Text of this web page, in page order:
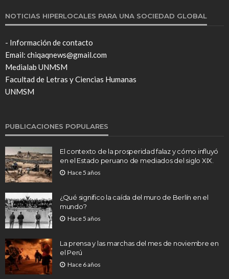
NOTICIAS HIPERLOCALES PARA UNA SOCIEDAD GLOBAL
- Información de contacto
Email: chiqaqnews@gmail.com
Medialab UNMSM
Facultad de Letras y Ciencias Humanas
UNMSM
PUBLICACIONES POPULARES
El contexto de la prosperidad falaz y cómo influyó
en el Estado peruano de mediados del siglo XIX.
Hace 5 años
¿Qué significo la caída del muro de Berlín en el
mundo?
Hace 5 años
La prensa y las marchas del mes de noviembre en
el Perú
Hace 6 años